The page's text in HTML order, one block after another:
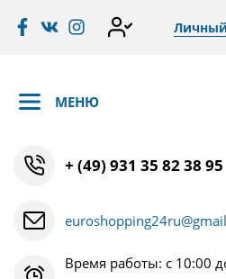
МЕНЮ
+ (49) 931 35 82 38 95
Время работы: с 10:00